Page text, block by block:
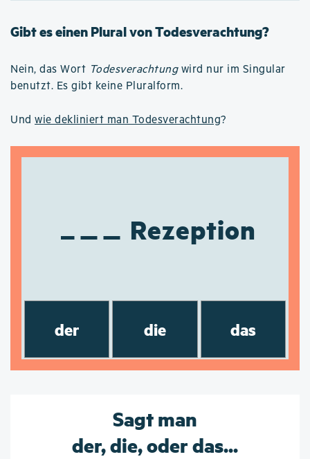
Gibt es einen Plural von Todesverachtung?
Nein, das Wort Todesverachtungwird nur im Singular
benutzt. Es gibt keine Pluralform.
Und wie dekliniert man Todesverachtung?
Rezeption
der die das
Sagt man
der, die, oder das...